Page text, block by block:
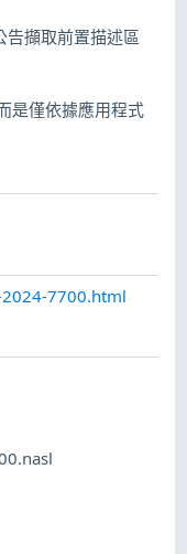
擷取前置描述區
是僅依據應用程式
7700.html